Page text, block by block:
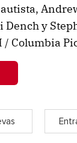
Dench y
/ Columbia